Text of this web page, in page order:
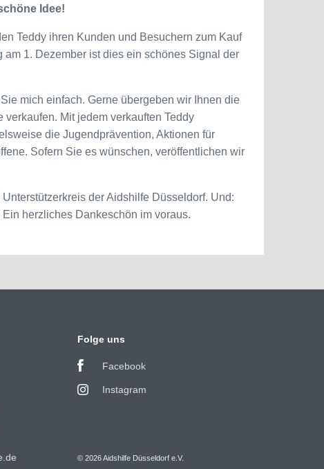
Idee!
Teddy ihren Kunden und Besuchern zum Kauf
1. Dezember ist dies ein schönes Signal der
mich einfach. Gerne übergeben wir Ihnen die
Mit jedem verkauften Teddy
die Jugendprävention, Aktionen für
Sofern Sie es wünschen, veröffentlichen wir
der Aidshilfe Düsseldorf. Und:
herzliches Dankeschön im voraus.
Folge uns
Facebook
Instagram
© 2026 Aidshilfe Düsseldorf e.V.